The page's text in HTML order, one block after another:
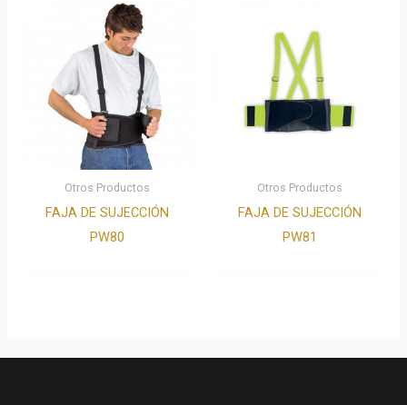
Otros Productos
FAJA DE SUJECCIÓN
PW80
Otros Productos
FAJA DE SUJECCIÓN
PW81